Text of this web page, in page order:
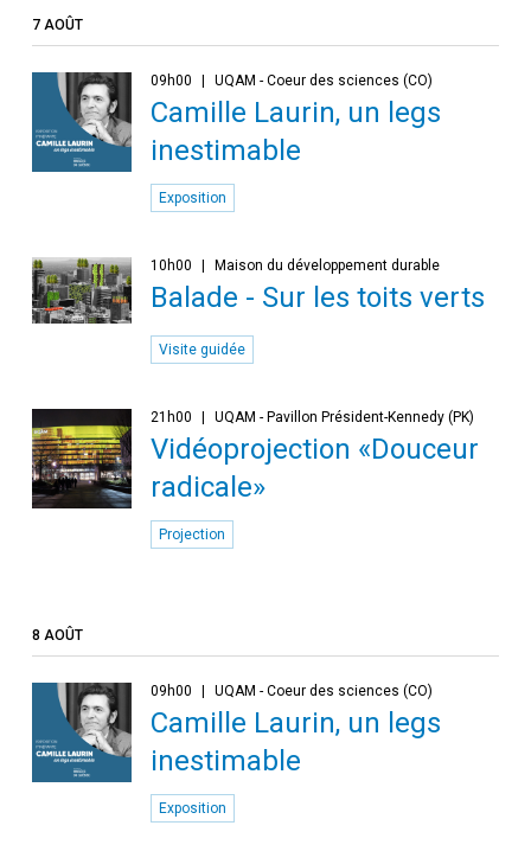
7 AOÛT
09h00 UQAM - Coeur des sciences (CO)
Camille Laurin, un legs
inestimable
Exposition
10h00 Maison du développement durable
Balade - Sur les toits verts
Visite guidée
21h00 UQAM - Pavillon Président-Kennedy (PK)
Vidéoprojection «Douceur
radicale»
Projection
8 AOÛT
09h00 UQAM - Coeur des sciences (CO)
Camille Laurin, un legs
inestimable
Exposition